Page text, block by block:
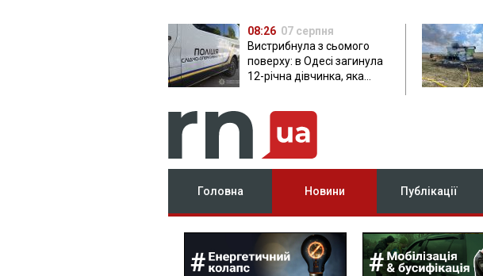
08:26 07 серпня
Вистрибнула з сьомого
поверху: в Одесі загинула
12-річна дівчинка, яка
Головна Новини Публікації